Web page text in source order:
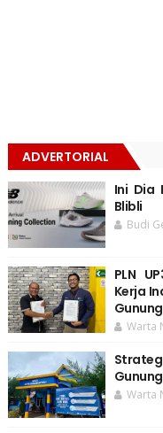
ADVERTORIAL
Ini Dia
Blibli
Budi
PLN
Kerja
Warta
Warta